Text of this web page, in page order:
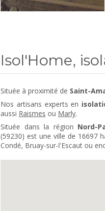
Isol'Home,
Située à proximité de Saint-
Nos artisans experts en
aussi Raismes ou Marly.
Située dans la région Nord-
(59230) est une ville de 16697
Condé, Bruay-sur-l'Escaut ou